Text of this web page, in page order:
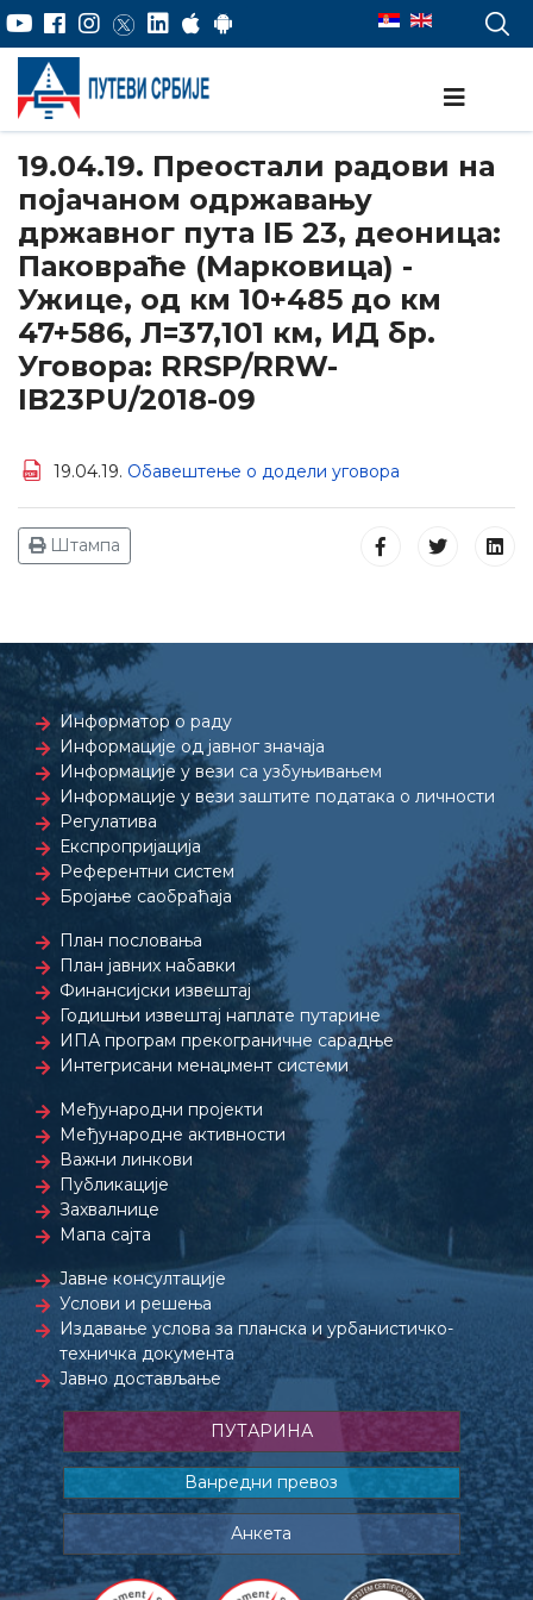
19.04.19. Преостали радови на
појачаном одржавању
државног пута IБ 23, деоница:
Паковраће (Марковица) -
Ужице, од км 10+485 до км
47+586, Л=37,101 км, ИД бр.
Уговора: RRSP/RRW-
IB23PU/2018-09
19.04.19. Обавештење о додели уговора
Штампа
Информатор о раду
Информације од јавног значаја
Информације у вези са узбуњивањем
Информације у вези заштите података о личности
Регулатива
Експропријација
Референтни систем
Бројање саобраћаја
План пословања
План јавних набавки
Финансијски извештај
Годишњи извештај наплате путарине
ИПА програм прекограничне сарадње
Интегрисани менаџмент системи
Међународни пројекти
Међународне активности
Важни линкови
Публикације
Захвалнице
Мапа сајта
Јавне консултације
Услови и решења
Издавање услова за планска и урбанистичко-
техничка документа
Јавно достављање
ПУТАРИНА
Ванредни превоз
Анкета